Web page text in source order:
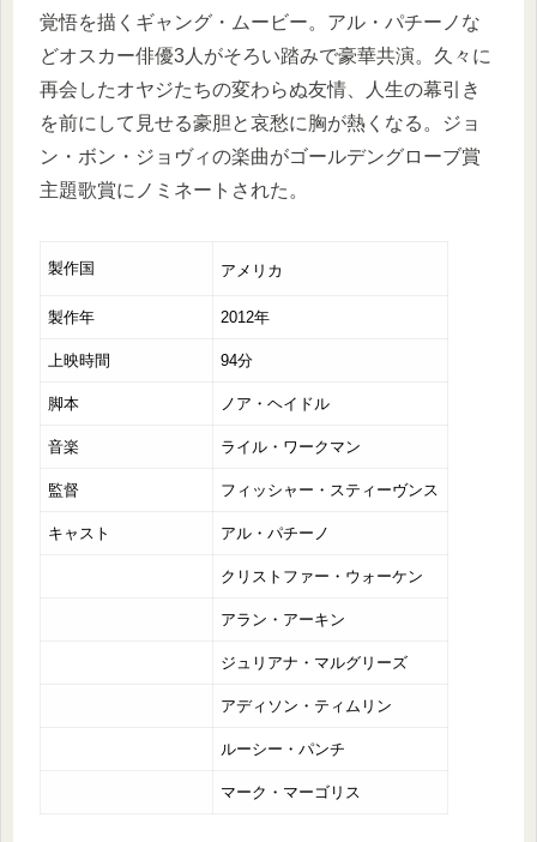
覚悟を描くギャング・ムービー。アル・パチーノな
どオスカー俳優3人がそろい踏みで豪華共演。久々に
再会したオヤジたちの変わらぬ友情、人生の幕引き
を前にして見せる豪胆と哀愁に胸が熱くなる。ジョ
ン・ボン・ジョヴィの楽曲がゴールデングローブ賞
主題歌賞にノミネートされた。
製作国 アメリカ
製作年 2012年
上映時間 94分
脚本 ノア・ヘイドル
音楽 ライル・ワークマン
監督 フィッシャー・スティーヴンス
キャスト アル・パチーノ
クリストファー・ウォーケン
アラン・アーキン
ジュリアナ・マルグリーズ
アディソン・ティムリン
ルーシー・パンチ
マーク・マーゴリス